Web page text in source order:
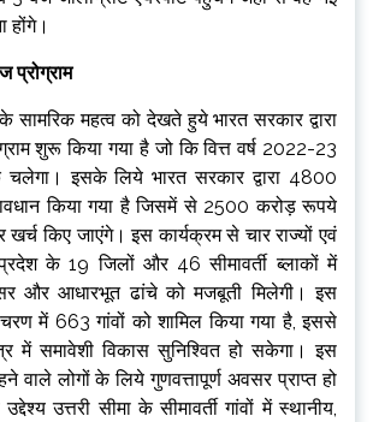
होंगे।
प्रोग्राम
सामरिक महत्व को देखते हुये भारत सरकार द्वारा
शुरू किया गया है जो कि वित्त वर्ष 2022-23
इसके लिये भारत सरकार द्वारा 4800
किया गया है जिसमें से 2500 करोड़ रूपये
खर्च किए जाएंगे। इस कार्यक्रम से चार राज्यों एवं
के 19 जिलों और 46 सीमावर्ती ब्लाकों में
और आधारभूत ढांचे को मजबूती मिलेगी। इस
में 663 गांवों को शामिल किया गया है, इससे
में समावेशी विकास सुनिश्वित हो सकेगा। इस
वाले लोगों के लिये गुणवत्तापूर्ण अवसर प्राप्त हो
उत्तरी सीमा के सीमावर्ती गांवों में स्थानीय,